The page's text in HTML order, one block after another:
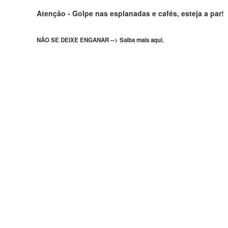
Atenção - Golpe nas esplanadas e cafés, esteja a par!
NÃO SE DEIXE ENGANAR --> Saiba mais aqui.